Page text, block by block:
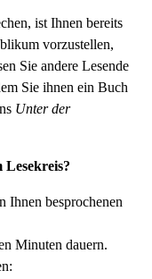
ist Ihnen bereits
vorzustellen,
Sie andere Lesende
Sie ihnen ein Buch
Unter der
Ihnen besprochenen
Minuten dauern.